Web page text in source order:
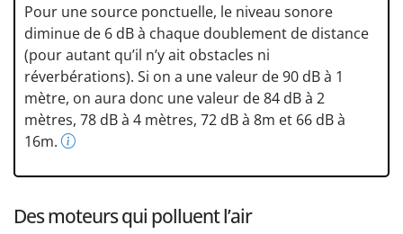
Pour une source ponctuelle, le niveau sonore
diminue de 6 dB à chaque doublement de distance
(pour autant qu’il n’y ait obstacles ni
réverbérations). Si on a une valeur de 90 dB à 1
mètre, on aura donc une valeur de 84 dB à 2
mètres, 78 dB à 4 mètres, 72 dB à 8m et 66 dB à
16m.
Des moteurs qui polluent l’air